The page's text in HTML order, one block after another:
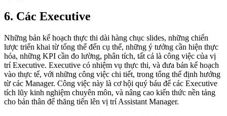
6. Các Executive
Những bản kế hoạch thực thi dài hàng chục slides, những chiến
lược triển khai từ tổng thể đến cụ thể, những ý tưởng cần hiện thực
hóa, những KPI cần đo lường, phân tích, tất cả là công việc của vị
trí Executive. Executive có nhiệm vụ thực thi, và đưa bản kế hoạch
vào thực tế, với những công việc chi tiết, trong tổng thể định hướng
từ các Manager. Công việc này là cơ hội quý báu để các Executive
tích lũy kinh nghiệm chuyên môn, và nâng cao kiến thức nền tảng
cho bản thân để thăng tiến lên vị trí Assistant Manager.